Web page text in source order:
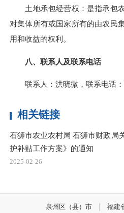
土地承包经营权：是指承包农
对集体所有或国家所有的由农民
用和收益的权利。
八、联系人及联系电话
联系人：洪晓微，联系电话：
相关链接
石狮市农业农村局 石狮市财政局
护补贴工作方案》的通知
2025-02-26
泉州区（县）市 福建